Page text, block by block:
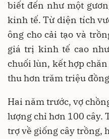
biết đến như một
kinh tế. Từ diện tích
ông cho cải tạo và
giá trị kinh tế cao
chuối lùn, kết hợp
thu hơn trăm triệu
Hai năm trước, vợ
lượng chỉ hơn 100 cây.
trợ về giống cây trồng,